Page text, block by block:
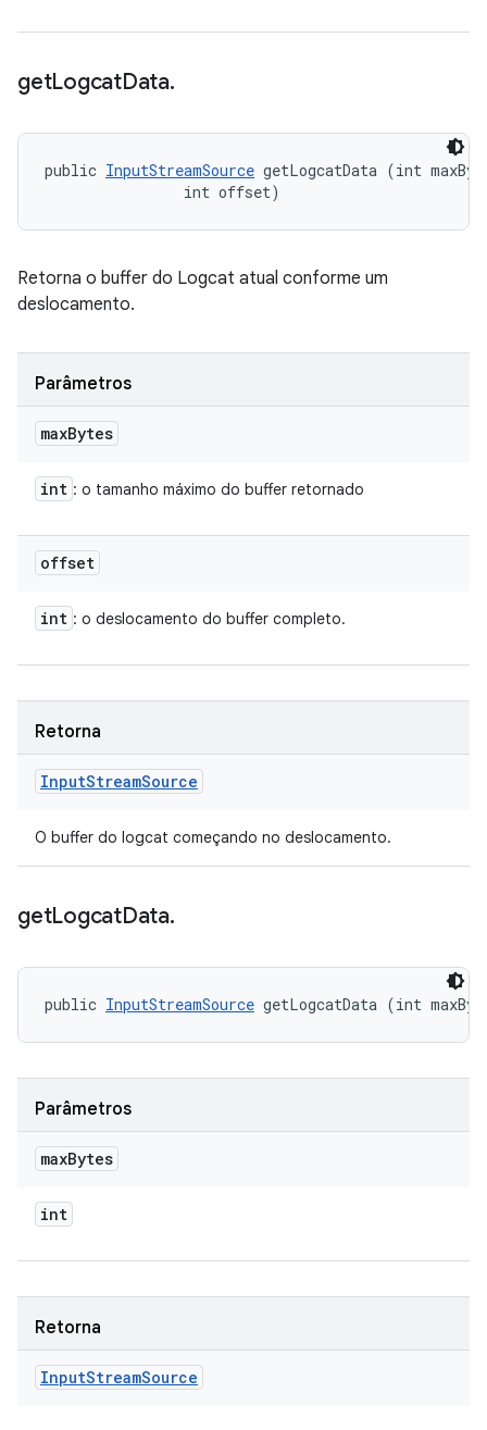
getLogcatData.
public InputStreamSource getLogcatData (int
                int offset)
Retorna o buffer do Logcat atual conforme um
deslocamento.
Parâmetros
maxBytes
int : o tamanho máximo do buffer retornado
offset
int : o deslocamento do buffer completo.
Retorna
InputStreamSource
O buffer do logcat começando no deslocamento.
getLogcatData.
public InputStreamSource getLogcatData (int
Parâmetros
maxBytes
int
Retorna
InputStreamSource